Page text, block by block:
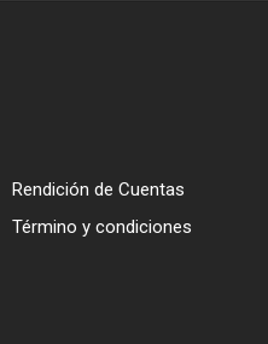
Rendición de Cuentas
Término y condiciones